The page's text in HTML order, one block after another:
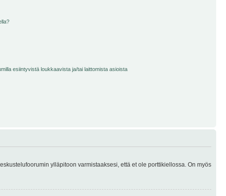
esiintyvistä loukkaavista ja/tai laittomista asioista
ylläpitoon varmistaaksesi, että et ole porttikiellossa. On myös